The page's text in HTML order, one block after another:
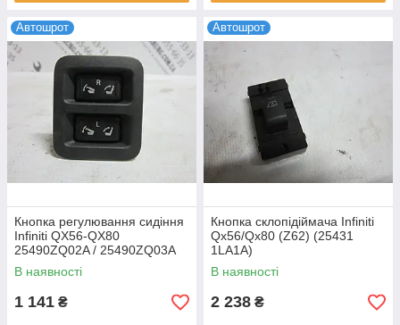
Автошрот
Кнопка регулювання сидіння
Infiniti QX56-QX80
25490ZQ02A / 25490ZQ03A
В наявності
1 141 ₴
Автошрот
Кнопка склопідіймача Infiniti
Qx56/Qx80 (Z62) (25431
1LA1A)
В наявності
2 238 ₴